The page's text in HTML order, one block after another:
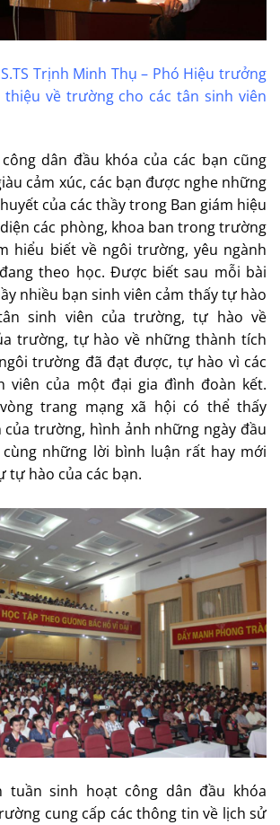
Minh Thụ – Phó Hiệu trưởng
về trường cho các tân sinh viên
dân đầu khóa của các bạn cũng
cảm xúc, các bạn được nghe những
của các thầy trong Ban giám hiệu
các phòng, khoa ban trong trường
hiểu biết về ngôi trường, yêu ngành
theo học. Được biết sau mỗi bài
nhiều bạn sinh viên cảm thấy tự hào
sinh viên của trường, tự hào về
trường, tự hào về những thành tích
trường đã đạt được, tự hào vì các
viên của một đại gia đình đoàn kết.
trang mạng xã hội có thể thấy
trường, hình ảnh những ngày đầu
những lời bình luận rất hay mới
tự hào của các bạn.
tuần sinh hoạt công dân đầu khóa
cung cấp các thông tin về lịch sử